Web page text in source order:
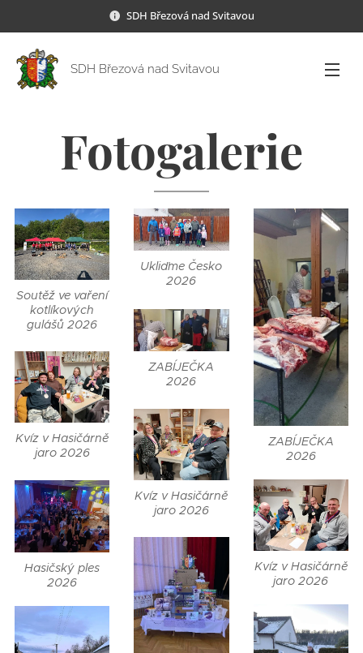
SDH Březová nad Svitavou
SDH Březová nad Svitavou
Fotogalerie
Soutěž ve vaření
kotlíkových
gulášů 2026
Ukliďme Česko
2026
ZABÍJEČKA
2026
ZABÍJEČKA
2026
Kvíz v Hasičárně
jaro 2026
Kvíz v Hasičárně
jaro 2026
Kvíz v Hasičárně
jaro 2026
Hasičský ples
2026